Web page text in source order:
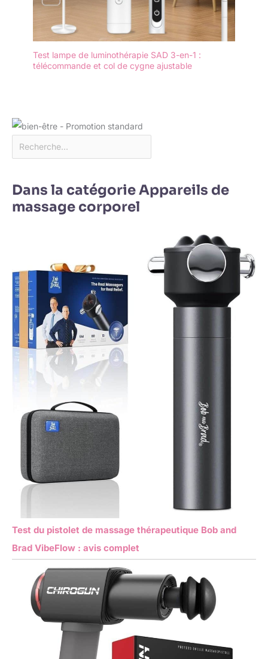
Test lampe de luminothérapie SAD 3-en-1 :
télécommande et col de cygne ajustable
Dans la catégorie Appareils de
massage corporel
Test du pistolet de massage thérapeutique Bob and
Brad VibeFlow : avis complet